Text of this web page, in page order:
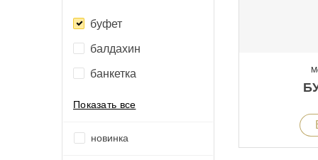
буфет
балдахин
банкетка
Показать все
новинка